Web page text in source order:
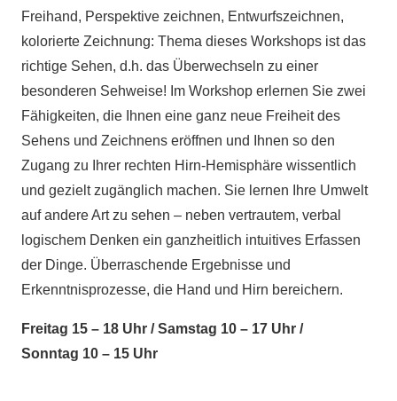
Freihand, Perspektive zeichnen, Entwurfszeichnen,
kolorierte Zeichnung: Thema dieses Workshops ist das
richtige Sehen, d.h. das Überwechseln zu einer
besonderen Sehweise! Im Workshop erlernen Sie zwei
Fähigkeiten, die Ihnen eine ganz neue Freiheit des
Sehens und Zeichnens eröffnen und Ihnen so den
Zugang zu Ihrer rechten Hirn-Hemisphäre wissentlich
und gezielt zugänglich machen. Sie lernen Ihre Umwelt
auf andere Art zu sehen – neben vertrautem, verbal
logischem Denken ein ganzheitlich intuitives Erfassen
der Dinge. Überraschende Ergebnisse und
Erkenntnisprozesse, die Hand und Hirn bereichern.
Freitag 15 – 18 Uhr / Samstag 10 – 17 Uhr /
Sonntag 10 – 15 Uhr